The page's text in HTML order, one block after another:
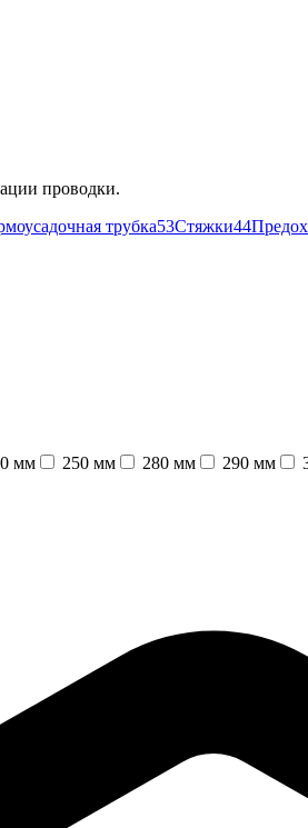
проводки.
трубка53Стяжки44
мм 250 мм 280 мм 290 мм